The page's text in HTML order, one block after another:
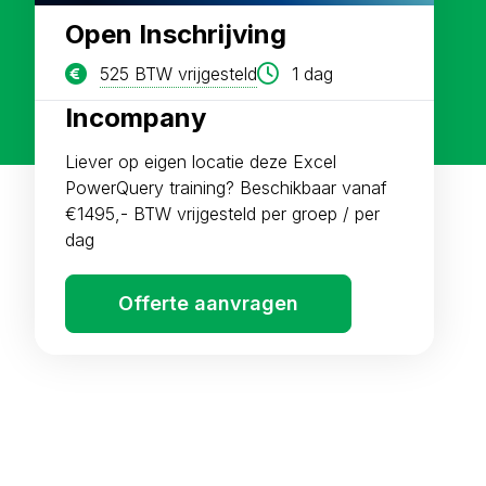
Open Inschrijving
525 BTW vrijgesteld 1 dag
Incompany
Liever op eigen locatie deze Excel
PowerQuery training? Beschikbaar vanaf
€1495,- BTW vrijgesteld per groep / per
dag
Offerte aanvragen